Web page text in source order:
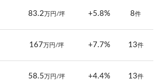
83.2万円/坪 +5.8% 8件
167万円/坪 +7.7% 13件
58.5万円/坪 +4.4% 13件